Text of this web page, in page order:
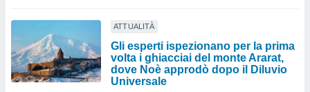
ATTUALITÀ
Gli esperti ispezionano per la prima
volta i ghiacciai del monte Ararat,
dove Noè approdò dopo il Diluvio
Universale